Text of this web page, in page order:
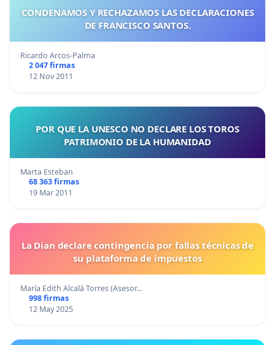
CONDENAMOS Y RECHAZAMOS LAS DECLARACIONES
DE FRANCISCO SANTOS.
Ricardo Arcos-Palma
2 047 firmas
12 Nov 2011
POR QUE LA UNESCO NO DECLARE LOS TOROS
PATRIMONIO DE LA HUMANIDAD
Marta Esteban
68 363 firmas
19 Mar 2011
La Dian declare contingencia por fallas técnicas de
su plataforma de impuestos
María Edith Alcalá Torres (Asesor…
998 firmas
12 May 2025